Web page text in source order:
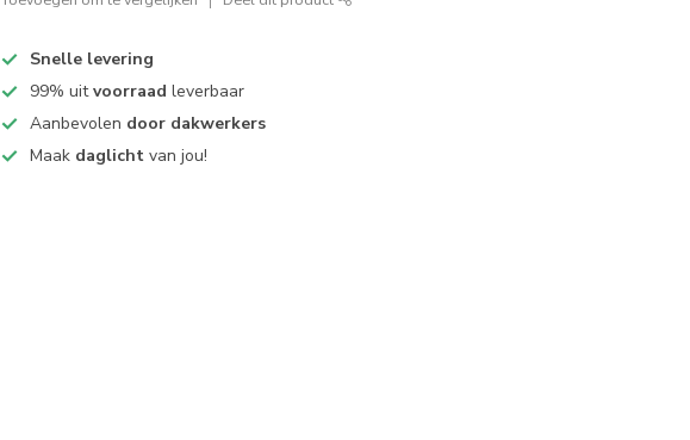
Snelle levering
99% uitvoorraad leverbaar
Aanbevolen door dakwerkers
Maak daglicht van jou!